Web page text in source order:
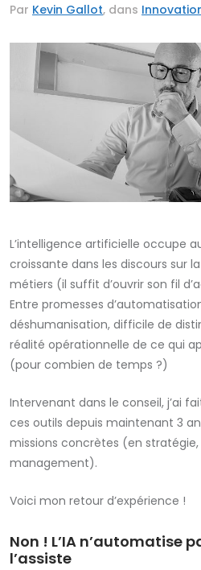
Par Kevin Gallot, dans
L’intelligence artificielle occupe
croissante dans les discours sur
métiers (il suffit d’ouvrir son fil
Entre promesses
déshumanisation, difficile de
réalité opérationnelle de ce qui
(pour combien de temps ?)
Intervenant dans le conseil, j’ai
ces outils depuis maintenant 3
missions concrètes (en
management).
Voici mon retour d’expérience !
Non ! L’IA n’automatise
l’assiste